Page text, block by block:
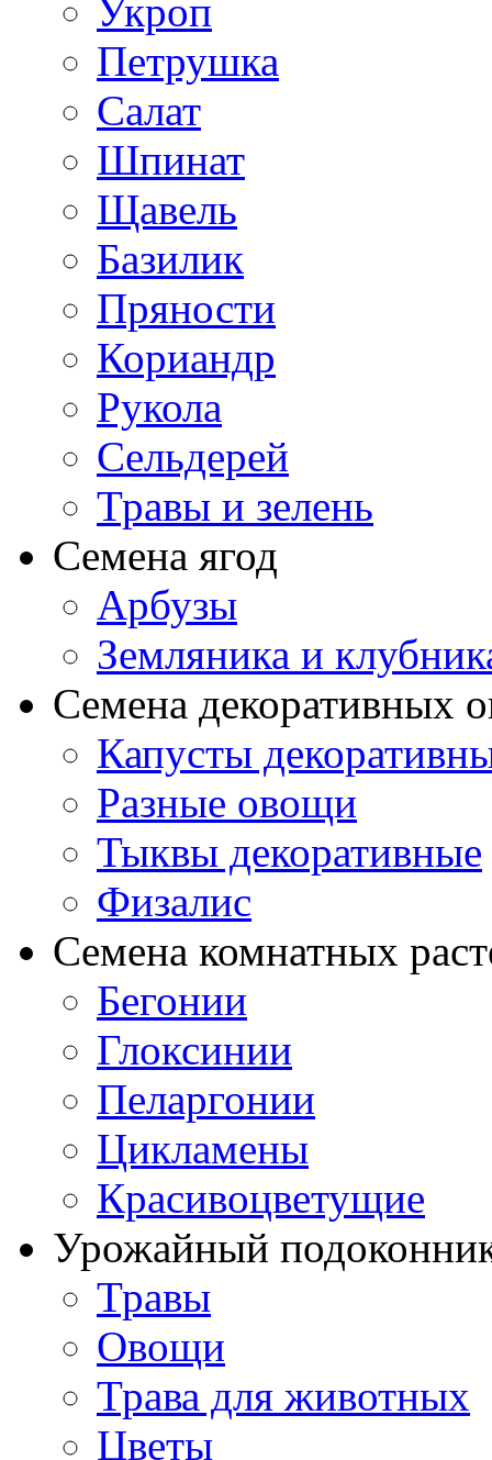
Укроп
Петрушка
Салат
Шпинат
Щавель
Базилик
Пряности
Кориандр
Рукола
Сельдерей
Травы и зелень
Семена ягод
Арбузы
Земляника и
Семена декоративных
Капусты
Разные овощи
Тыквы декоративные
Физалис
Семена комнатных
Бегонии
Глоксинии
Пеларгонии
Цикламены
Красивоцветущие
Урожайный
Травы
Овощи
Трава для животных
Цветы